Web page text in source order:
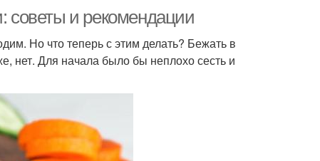
советы и рекомендации
Но что теперь с этим делать? Бежать в
нет. Для начала было бы неплохо сесть и